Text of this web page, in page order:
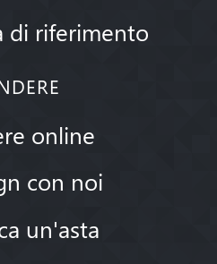
di riferimento
online
con noi
un'asta